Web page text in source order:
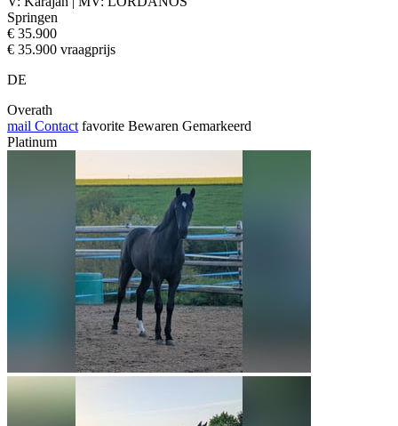
Springen
€ 35.900
€ 35.900 vraagprijs
DE
Overath
mail Contact favorite Bewaren Gemarkeerd
Platinum